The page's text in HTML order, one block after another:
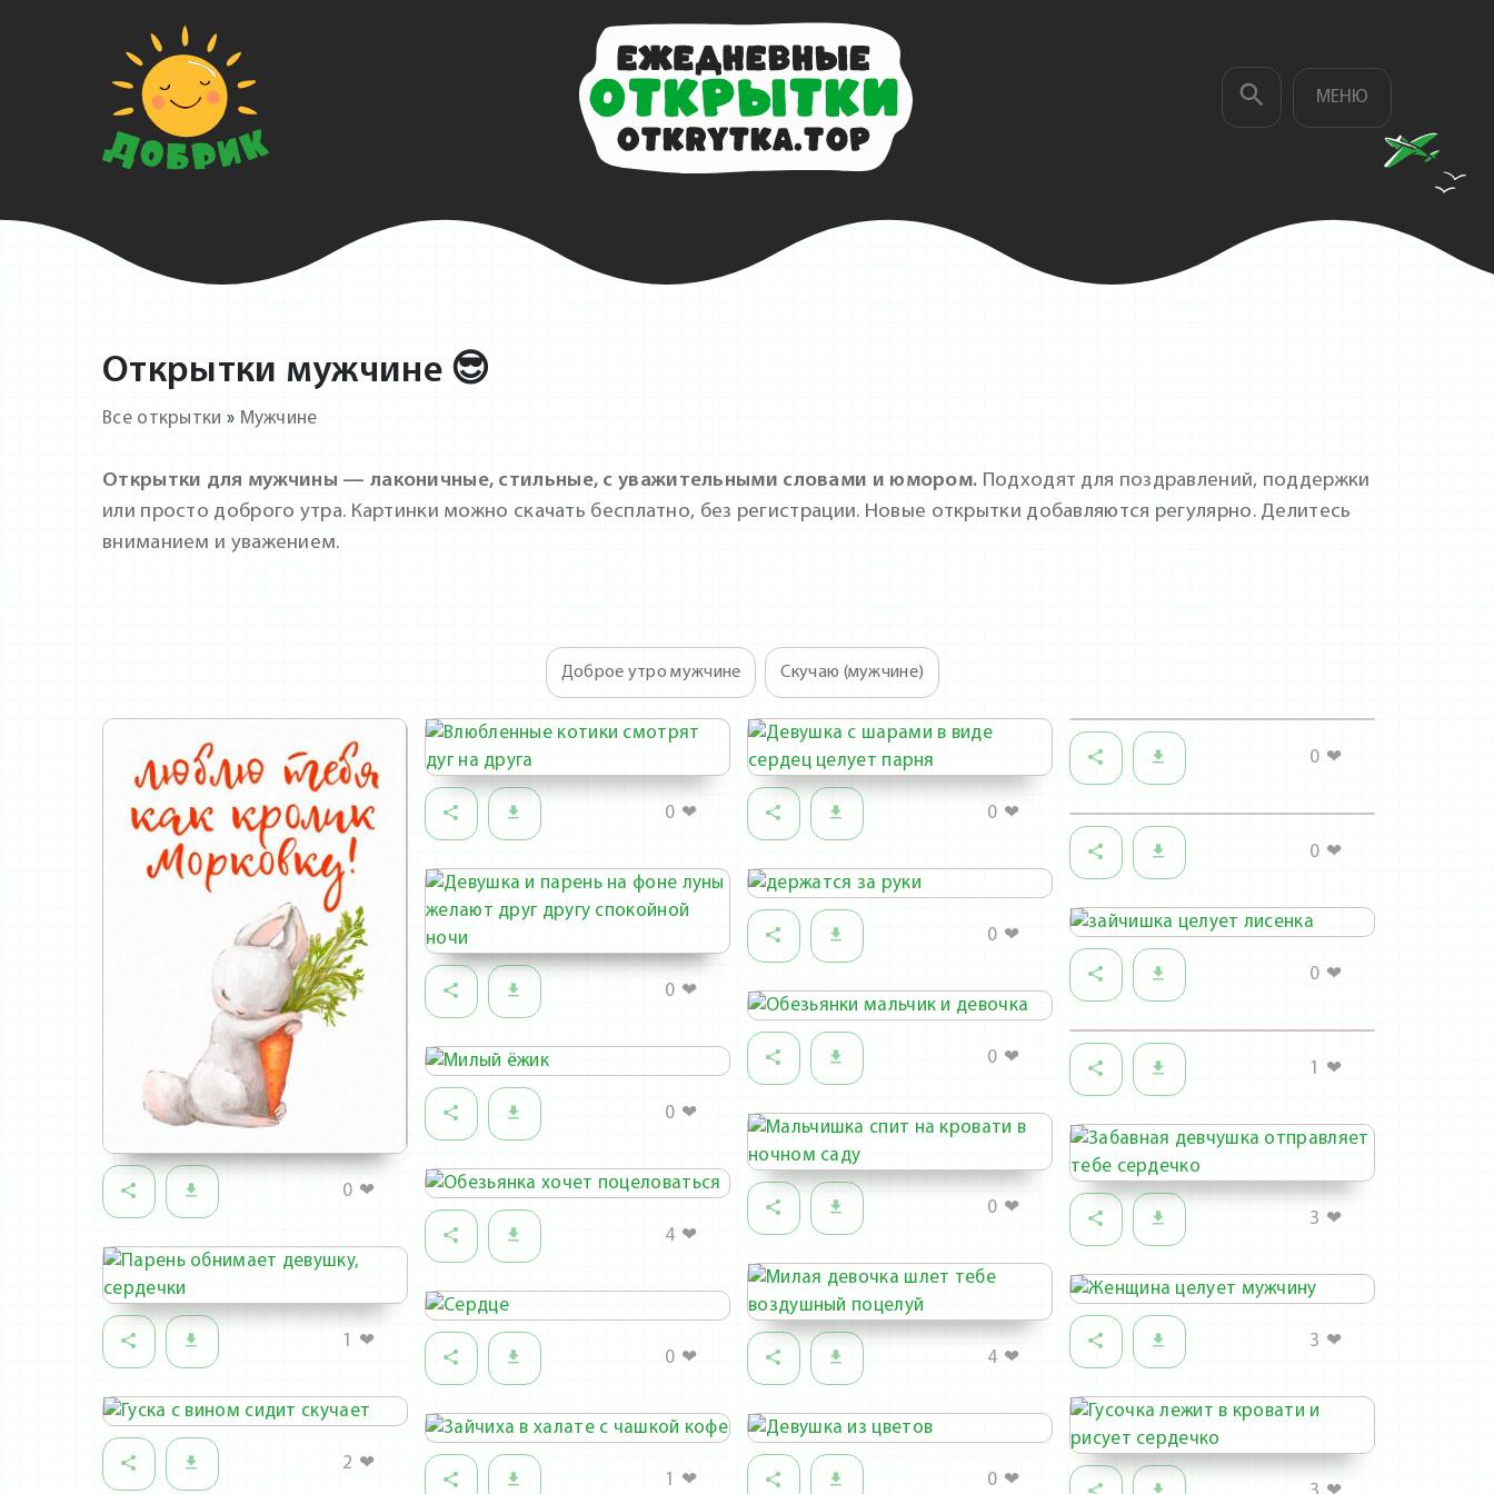
МЕНЮ
Открытки мужчине 😎
Все открытки » Мужчине
Открытки для мужчины — лаконичные, стильные, с уважительными словами и юмором. Подходят для поздравлений, поддержки
или просто доброго утра. Картинки можно скачать бесплатно, без регистрации. Новые открытки добавляются регулярно. Делитесь
вниманием и уважением.
Доброе утро мужчине Скучаю (мужчине)
0 ❤
0 ❤ 0 ❤
0 ❤
0 ❤
0 ❤
0 ❤
0 ❤
0 ❤
1 ❤
0 ❤
0 ❤
3 ❤
4 ❤
1
❤
4 ❤
3 ❤
0 ❤
2 ❤
1 ❤ 0 ❤